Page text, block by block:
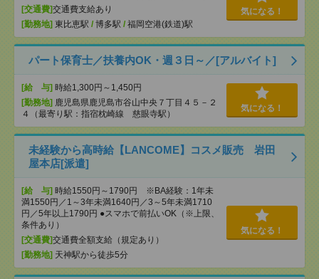
[交通費]交通費支給あり
[勤務地] 東比恵駅 / 博多駅 / 福岡空港(鉄道)駅
気になる！
パート保育士／扶養内OK・週３日～／[アルバイト]
[給 与] 時給1,300円～1,450円
[勤務地] 鹿児島県鹿児島市谷山中央７丁目４５－２
４（最寄り駅：指宿枕崎線 慈眼寺駅）
気になる！
未経験から高時給【LANCOME】コスメ販売 岩田
屋本店[派遣]
[給 与] 時給1550円～1790円 ※BA経験：1年未
満1550円／1～3年未満1640円／3～5年未満1710
円／5年以上1790円 ●スマホで前払いOK（※上限、
条件あり）
[交通費]交通費全額支給（規定あり）
[勤務地] 天神駅から徒歩5分
気になる！